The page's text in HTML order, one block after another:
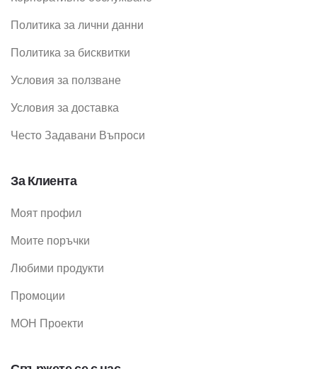
Политика за лични данни
Политика за бисквитки
Условия за ползване
Условия за доставка
Често Задавани Въпроси
За Клиента
Моят профил
Моите поръчки
Любими продукти
Промоции
МОН Проекти